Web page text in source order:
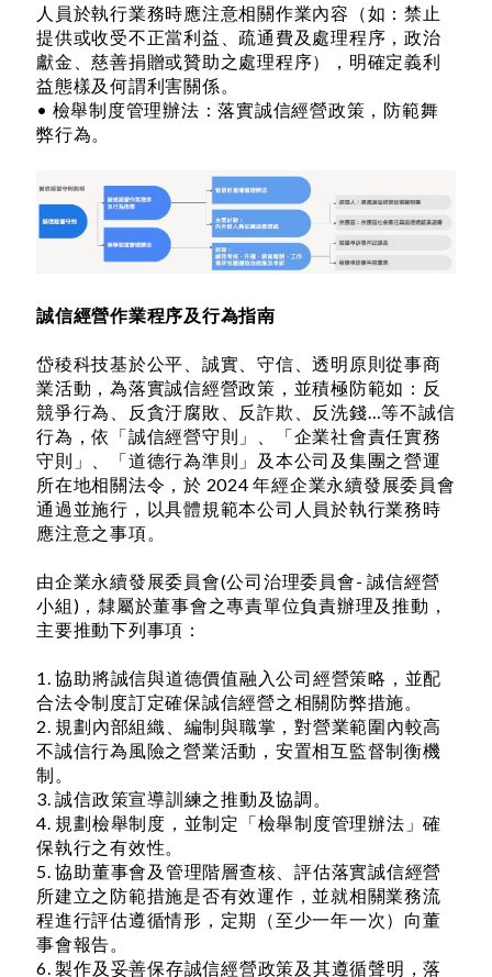
人員於執行業務時應注意相關作業內容（如：禁止
提供或收受不正當利益、疏通費及處理程序，政治
獻金、慈善捐贈或贊助之處理程序），明確定義利
益態樣及何謂利害關係。
• 檢舉制度管理辦法：落實誠信經營政策，防範舞
弊行為。
誠信經營作業程序及行為指南
岱稜科技基於公平、誠實、守信、透明原則從事商
業活動，為落實誠信經營政策，並積極防範如：反
競爭行為、反貪汙腐敗、反詐欺、反洗錢…等不誠信
行為，依「誠信經營守則」、「企業社會責任實務
守則」、「道德行為準則」及本公司及集團之營運
所在地相關法令，於 2024 年經企業永續發展委員會
通過並施行，以具體規範本公司人員於執行業務時
應注意之事項。
由企業永續發展委員會(公司治理委員會- 誠信經營
小組)，隸屬於董事會之專責單位負責辦理及推動，
主要推動下列事項：
1. 協助將誠信與道德價值融入公司經營策略，並配
合法令制度訂定確保誠信經營之相關防弊措施。
2. 規劃內部組織、編制與職掌，對營業範圍內較高
不誠信行為風險之營業活動，安置相互監督制衡機
制。
3. 誠信政策宣導訓練之推動及協調。
4. 規劃檢舉制度，並制定「檢舉制度管理辦法」確
保執行之有效性。
5. 協助董事會及管理階層查核、評估落實誠信經營
所建立之防範措施是否有效運作，並就相關業務流
程進行評估遵循情形，定期（至少一年一次）向董
事會報告。
6. 製作及妥善保存誠信經營政策及其遵循聲明，落